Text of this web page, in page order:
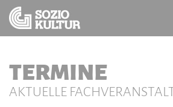
TERMINE
AKTUELLE